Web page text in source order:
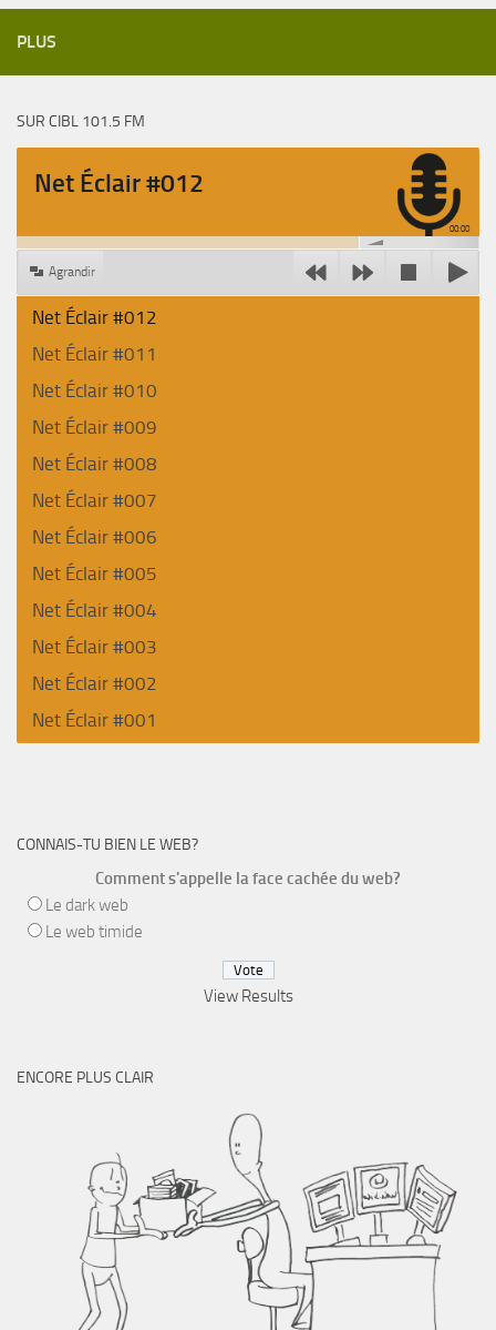
PLUS
SUR CIBL 101.5 FM
Net Éclair #012
00:00
Agrandir
Net Éclair #012
Net Éclair #011
Net Éclair #010
Net Éclair #009
Net Éclair #008
Net Éclair #007
Net Éclair #006
Net Éclair #005
Net Éclair #004
Net Éclair #003
Net Éclair #002
Net Éclair #001
CONNAIS-TU BIEN LE WEB?
Comment s'appelle la face cachée du web?
Le dark web
Le web timide
View Results
ENCORE PLUS CLAIR